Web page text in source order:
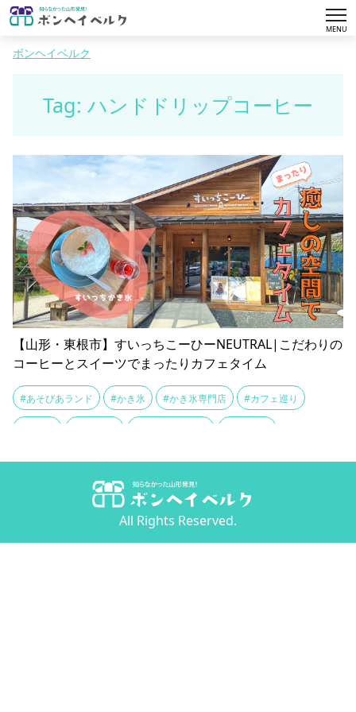
MENU
ボンヘイベルク
Tag: ハンドドリップコーヒー
【山形・東根市】すいっちこーひーNEUTRAL|こだわりの
コーヒーとスイーツでまったりカフェタイム
#あそびあランド #かき氷 #かき氷専門店 #カフェ巡り
#すいっち氷 #ハンドドリップコーヒー #フルーツクレープ
#フレンチトースト #ベイクドチーズケーキ #大森山
#自家製All Rights Reserved.